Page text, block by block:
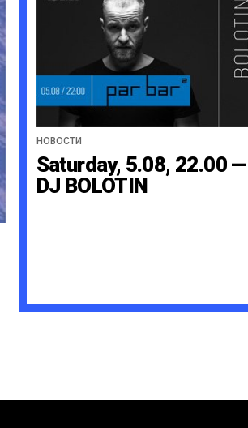
НОВОСТИ
Saturday, 5.08, 22.00 —
DJ BOLOTIN